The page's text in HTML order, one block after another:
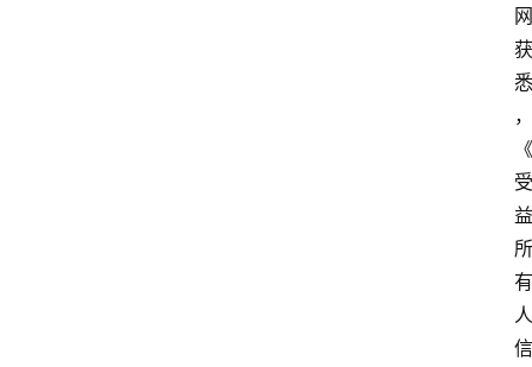
网
获
悉
，
《
受
益
所
有
人
信